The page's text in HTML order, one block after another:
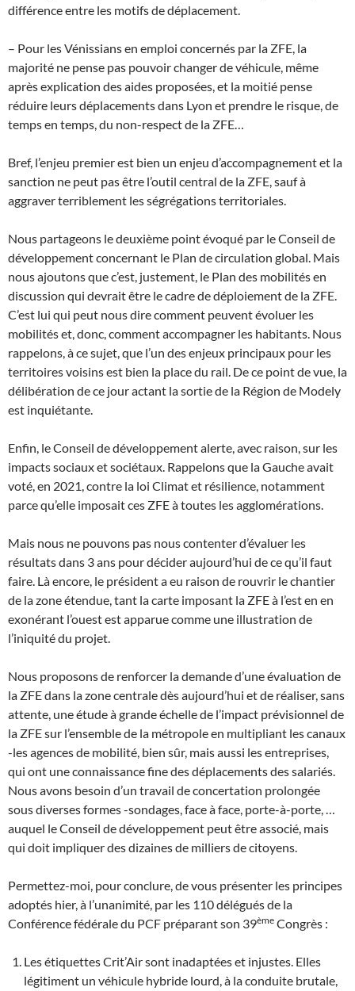
différence entre les motifs de déplacement.
– Pour les Vénissians en emploi concernés par la ZFE, la
majorité ne pense pas pouvoir changer de véhicule, même
après explication des aides proposées, et la moitié pense
réduire leurs déplacements dans Lyon et prendre le risque, de
temps en temps, du non-respect de la ZFE…
Bref, l’enjeu premier est bien un enjeu d’accompagnement et la
sanction ne peut pas être l’outil central de la ZFE, sauf à
aggraver terriblement les ségrégations territoriales.
Nous partageons le deuxième point évoqué par le Conseil de
développement concernant le Plan de circulation global. Mais
nous ajoutons que c’est, justement, le Plan des mobilités en
discussion qui devrait être le cadre de déploiement de la ZFE.
C’est lui qui peut nous dire comment peuvent évoluer les
mobilités et, donc, comment accompagner les habitants. Nous
rappelons, à ce sujet, que l’un des enjeux principaux pour les
territoires voisins est bien la place du rail. De ce point de vue, la
délibération de ce jour actant la sortie de la Région de Modely
est inquiétante.
Enfin, le Conseil de développement alerte, avec raison, sur les
impacts sociaux et sociétaux. Rappelons que la Gauche avait
voté, en 2021, contre la loi Climat et résilience, notamment
parce qu’elle imposait ces ZFE à toutes les agglomérations.
Mais nous ne pouvons pas nous contenter d’évaluer les
résultats dans 3 ans pour décider aujourd’hui de ce qu’il faut
faire. Là encore, le président a eu raison de rouvrir le chantier
de la zone étendue, tant la carte imposant la ZFE à l’est en en
exonérant l’ouest est apparue comme une illustration de
l’iniquité du projet.
Nous proposons de renforcer la demande d’une évaluation de
la ZFE dans la zone centrale dès aujourd’hui et de réaliser, sans
attente, une étude à grande échelle de l’impact prévisionnel de
la ZFE sur l’ensemble de la métropole en multipliant les canaux
-les agences de mobilité, bien sûr, mais aussi les entreprises,
qui ont une connaissance fine des déplacements des salariés.
Nous avons besoin d’un travail de concertation prolongée
sous diverses formes -sondages, face à face, porte-à-porte, …
auquel le Conseil de développement peut être associé, mais
qui doit impliquer des dizaines de milliers de citoyens.
Permettez-moi, pour conclure, de vous présenter les principes
adoptés hier, à l’unanimité, par les 110 délégués de la
Conférence fédérale du PCF préparant son 39ème Congrès :
Les étiquettes Crit’Air sont inadaptées et injustes. Elles
légitiment un véhicule hybride lourd, à la conduite brutale,